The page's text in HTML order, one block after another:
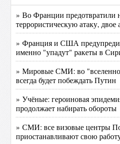
» Во Франции предотвратили
террористическую атаку, двое
» Франция и США
именно "упадут" ракеты в
» Мировые СМИ: во
всегда будет побеждать Путин
» Учёные: героиновая
продолжает набирать обороты
» СМИ: все визовые центры
приостанавливают свою